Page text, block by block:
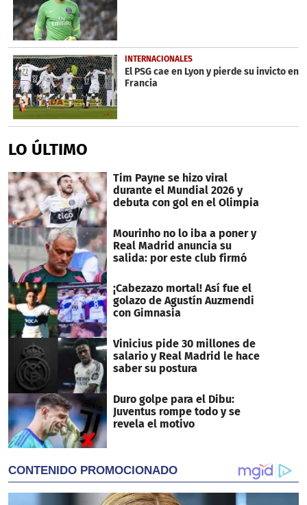
INTERNACIONALES
El PSG cae en Lyon y pierde su invicto en
Francia
LO ÚLTIMO
Tim Payne se hizo viral
durante el Mundial 2026 y
debuta con gol en el Olimpia
Mourinho no lo iba a poner y
Real Madrid anuncia su
salida: por este club firmó
¡Cabezazo mortal! Así fue el
golazo de Agustín Auzmendi
con Gimnasia
Vinicius pide 30 millones de
salario y Real Madrid le hace
saber su postura
Duro golpe para el Dibu:
Juventus rompe todo y se
revela el motivo